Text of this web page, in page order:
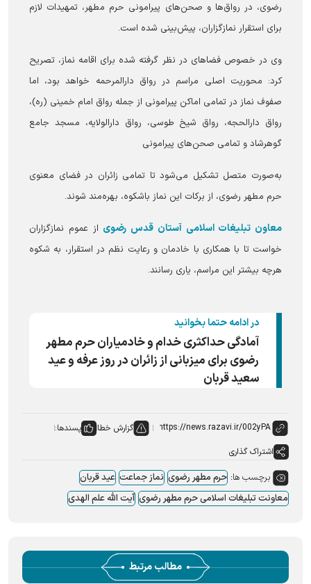
رضوی، در رواق‌ها و صحن‌های پیرامونی حرم مطهر، تمهیدات لازم
برای استقرار نمازگزاران، پیش‌بینی شده است.
وی در خصوص فضا‌های در نظر گرفته شده برای اقامه نماز، تصریح
کرد: محوریت اصلی مراسم در رواق دارالمرحمه خواهد بود، اما
صفوف نماز در تمامی اماکن پیرامونی از جمله رواق امام خمینی (ره)،
رواق دارالحجه، رواق شیخ طوسی، رواق دارالولایه، مسجد جامع
گوهرشاد و تمامی صحن‌های پیرامونی
به‌صورت متصل تشکیل می‌شود تا تمامی زائران در فضای معنوی
حرم مطهر رضوی، از برکات این نماز باشکوه، بهره‌مند شوند.
معاون تبلیغات اسلامی آستان قدس رضوی از عموم نمازگزاران
خواست تا با همکاری با خادمان و رعایت نظم در استقرار، به شکوه
هرچه بیشتر این مراسم، یاری رسانند.
در ادامه حتما بخوانید
آمادگی حداکثری خدام و خادمیاران حرم مطهر
رضوی برای میزبانی از زائران در روز عرفه و عید
سعید قربان
گزارش خطا
پسندها:
اشتراک گذاری
برچسب ها: حرم مطهر رضوی نماز جماعت عید قربان
معاونت تبلیغات اسلامی حرم مطهر رضوی آیت الله علم الهدی
مطالب مرتبط